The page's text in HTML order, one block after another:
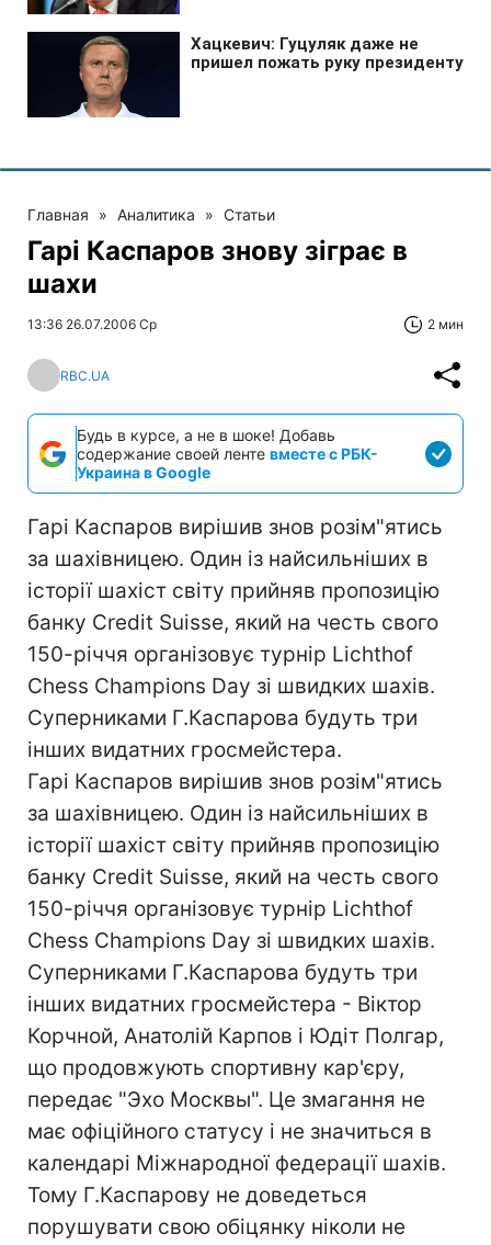
Главная » Аналитика » Статьи
Гарі Каспаров знову зіграє в
шахи
13:36 26.07.2006 Ср 2 мин
RBC.UA
Будь в курсе, а не в шоке! Добавь
содержание своей ленте вместе с РБК-
Украина в Google
Гарі Каспаров вирішив знов розім"ятись
за шахівницею. Один із найсильніших в
історії шахіст світу прийняв пропозицію
банку Credit Suisse, який на честь свого
150-річчя організовує турнір Lichthof
Chess Champions Day зі швидких шахів.
Суперниками Г.Каспарова будуть три
інших видатних гросмейстера.
Гарі Каспаров вирішив знов розім"ятись
за шахівницею. Один із найсильніших в
історії шахіст світу прийняв пропозицію
банку Credit Suisse, який на честь свого
150-річчя організовує турнір Lichthof
Chess Champions Day зі швидких шахів.
Суперниками Г.Каспарова будуть три
інших видатних гросмейстера - Віктор
Корчной, Анатолій Карпов і Юдіт Полгар,
що продовжують спортивну кар'єру,
передає "Эхо Москвы". Це змагання не
має офіційного статусу і не значиться в
календарі Міжнародної федерації шахів.
Тому Г.Каспарову не доведеться
порушувати свою обіцянку ніколи не